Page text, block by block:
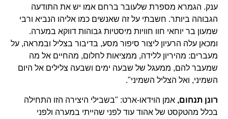
ענק. הגמרא מספרת שלעובר ברחם אמו יש את התודעה
הגבוהה ביותר. חשבתי על זה שאנשים כמו אליהו הנביא ורבי
שמעון בר יוחאי חוו חוויות מיסטיות גבוהות דווקא במערה.
ומכאן עלה הרעיון ליצור סיפור מסע, בדיבור בצליל ובמראה, על
מעברים: מהיריון ללידה, ממציאות לחלום, מהחיים אל מה
שמעבר להם, ממעגל של שבעה ימים ושבעה צלילים אל היום
השמיני, ואל הצליל השמיני".
רונן תנחום,אמן הוידאו-ארט: "בשבילי היצירה הזו התחילה
בכלל מהטקסט של אהוד עוד לפני שהייתי במערה ולפני